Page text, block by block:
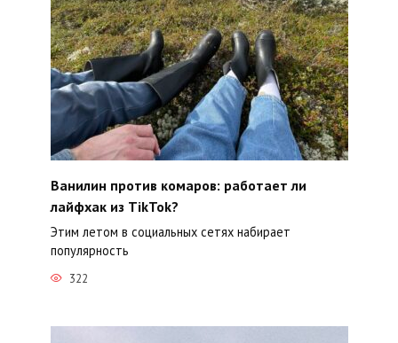
Ванилин против комаров: работает ли
лайфхак из TikTok?
Этим летом в социальных сетях набирает
популярность
322